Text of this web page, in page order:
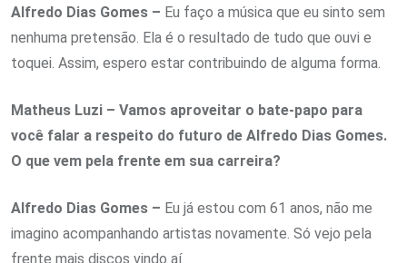
Alfredo Dias Gomes – Eu faço a música que eu sinto sem
nenhuma pretensão. Ela é o resultado de tudo que ouvi e
toquei. Assim, espero estar contribuindo de alguma forma.
Matheus Luzi – Vamos aproveitar o bate-papo para
você falar a respeito do futuro de Alfredo Dias Gomes.
O que vem pela frente em sua carreira?
Alfredo Dias Gomes – Eu já estou com 61 anos, não me
imagino acompanhando artistas novamente. Só vejo pela
frente mais discos vindo aí.